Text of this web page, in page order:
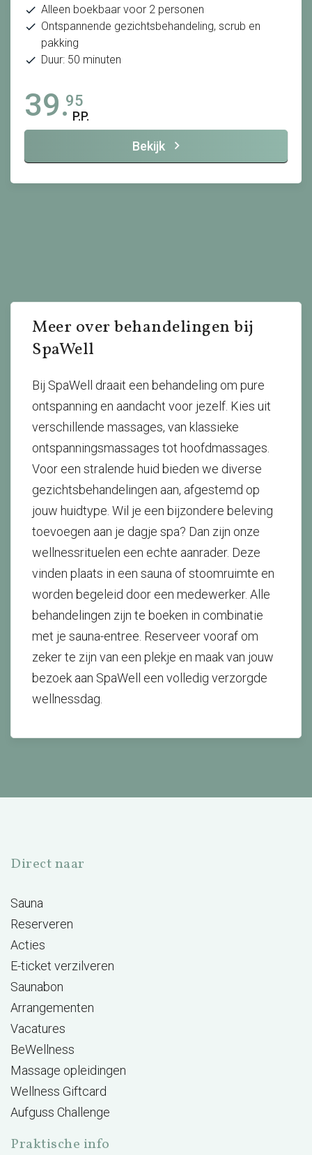
Alleen boekbaar voor 2 personen
Ontspannende gezichtsbehandeling, scrub en
pakking
Duur: 50 minuten
39.95
P.P.
Bekijk
Meer over behandelingen bij
SpaWell
Bij SpaWell draait een behandeling om pure
ontspanning en aandacht voor jezelf. Kies uit
verschillende massages, van klassieke
ontspanningsmassages tot hoofdmassages.
Voor een stralende huid bieden we diverse
gezichtsbehandelingen aan, afgestemd op
jouw huidtype. Wil je een bijzondere beleving
toevoegen aan je dagje spa? Dan zijn onze
wellnessrituelen een echte aanrader. Deze
vinden plaats in een sauna of stoomruimte en
worden begeleid door een medewerker. Alle
behandelingen zijn te boeken in combinatie
met je sauna-entree. Reserveer vooraf om
zeker te zijn van een plekje en maak van jouw
bezoek aan SpaWell een volledig verzorgde
wellnessdag.
Direct naar
Sauna
Reserveren
Acties
E-ticket verzilveren
Saunabon
Arrangementen
Vacatures
BeWellness
Massage opleidingen
Wellness Giftcard
Aufguss Challenge
Praktische info